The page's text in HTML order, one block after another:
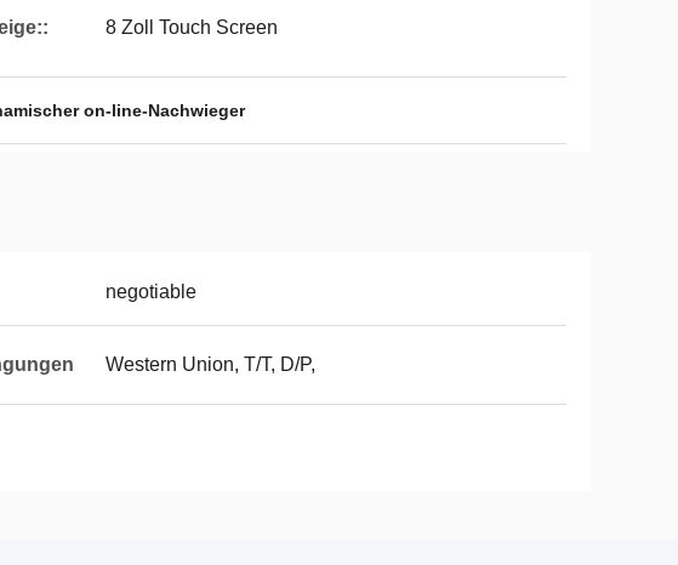
8 Zoll Touch Screen
on-line-Nachwieger
negotiable
Western Union, T/T, D/P,